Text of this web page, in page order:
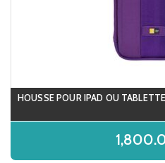
HOUSSE POUR IPAD OU